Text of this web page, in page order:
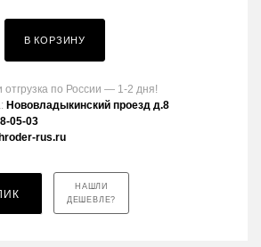
В КОРЗИНУ
отгрузка по России — 1-2 дня!
Нововладыкинский проезд д.8
05-03
rus.ru
НАШЛИ
ДЕШЕВЛЕ?